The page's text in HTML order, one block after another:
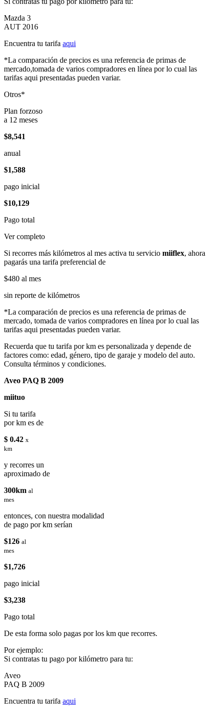
Mazda 3
AUT 2016
Encuentra tu tarifa aqui
*La comparación de precios es una referencia de primas de
mercado,tomada de varios compradores en línea por lo cual las
tarifas aqui presentadas pueden variar.
Otros*
Plan forzoso
a 12 meses
$8,541
anual
$1,588
pago inicial
$10,129
Pago total
Ver completo
Si recorres más kilómetros al mes activa tu servicio miiflex, ahora
pagarás una tarifa preferencial de
$480 al mes
sin reporte de kilómetros
*La comparación de precios es una referencia de primas de
mercado, tomada de varios compradores en línea por lo cual las
tarifas aqui presentadas pueden variar.
Recuerda que tu tarifa por km es personalizada y depende de
factores como: edad, género, tipo de garaje y modelo del auto.
Consulta términos y condiciones.
Aveo PAQ B 2009
miituo
Si tu tarifa
por km es de
$ 0.42 x
km
y recorres un
aproximado de
300km al
mes
entonces, con nuestra modalidad
de pago por km serían
$126 al
mes
$1,726
pago inicial
$3,238
Pago total
De esta forma solo pagas por los km que recorres.
Por ejemplo:
Si contratas tu pago por kilómetro para tu:
Aveo
PAQ B 2009
Encuentra tu tarifa aqui